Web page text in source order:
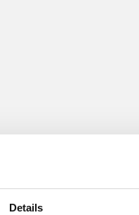
Details
i Danmark og